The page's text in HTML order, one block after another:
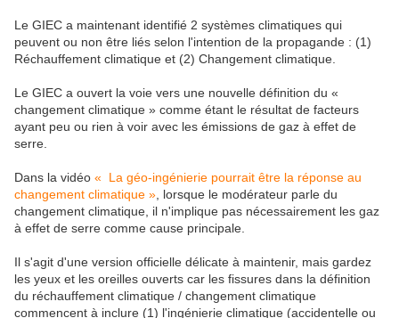
Le GIEC a maintenant identifié 2 systèmes climatiques qui
peuvent ou non être liés selon l'intention de la propagande : (1)
Réchauffement climatique et (2) Changement climatique.
Le GIEC a ouvert la voie vers une nouvelle définition du «
changement climatique » comme étant le résultat de facteurs
ayant peu ou rien à voir avec les émissions de gaz à effet de
serre.
Dans la vidéo « La géo-ingénierie pourrait être la réponse au
changement climatique » , lorsque le modérateur parle du
changement climatique, il n'implique pas nécessairement les gaz
à effet de serre comme cause principale.
Il s'agit d'une version officielle délicate à maintenir, mais gardez
les yeux et les oreilles ouverts car les fissures dans la définition
du réchauffement climatique / changement climatique
commencent à inclure (1) l'ingénierie climatique (accidentelle ou